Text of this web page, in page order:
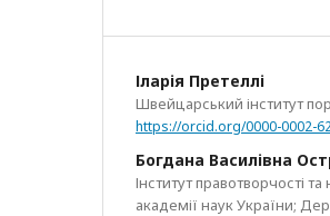
Іларія Претеллі
Швейцарський інститут
https://orcid.org/0000-0002-
Богдана Василівна
Інститут правотворчості
академії наук України;